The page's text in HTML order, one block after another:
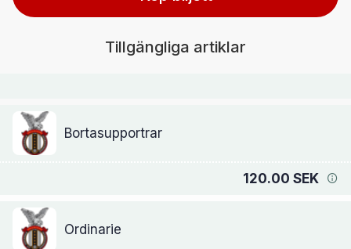
Tillgängliga artiklar
Bortasupportrar
120.00 SEK
Ordinarie